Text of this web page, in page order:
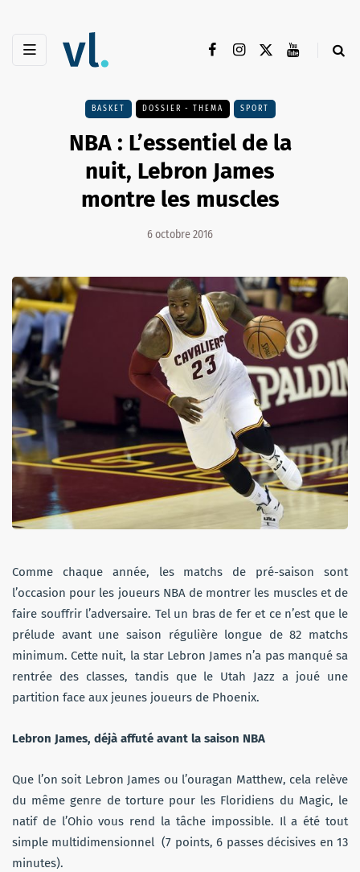
BASKET DOSSIER - THEMA SPORT
NBA : L’essentiel de la
nuit, Lebron James
montre les muscles
6 octobre 2016
Comme chaque année, les matchs de pré-saison sont
l’occasion pour les joueurs NBA de montrer les muscles et de
faire souffrir l’adversaire. Tel un bras de fer et ce n’est que le
prélude avant une saison régulière longue de 82 matchs
minimum. Cette nuit, la star Lebron James n’a pas manqué sa
rentrée des classes, tandis que le Utah Jazz a joué une
partition face aux jeunes joueurs de Phoenix.
Lebron James, déjà affuté avant la saison NBA
Que l’on soit Lebron James ou l’ouragan Matthew, cela relève
du même genre de torture pour les Floridiens du Magic, le
natif de l’Ohio vous rend la tâche impossible. Il a été tout
simple multidimensionnel (7 points, 6 passes décisives en 13
minutes).